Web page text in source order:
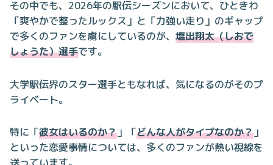
その中でも、2026年の駅伝シーズンにおいて、ひときわ
「爽やかで整ったルックス」と「力強い走り」のギャップ
で多くのファンを虜にしているのが、 塩出翔太（しおで
しょうた）選手です。
大学駅伝界のスター選手ともなれば、気になるのがそのプ
ライベート。
特に「彼女はいるのか？ 」「どんな人がタイプなのか？ 」
といった恋愛事情については、多くのファンが熱い視線を